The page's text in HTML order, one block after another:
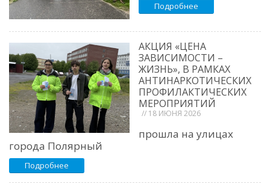
Подробнее
АКЦИЯ «ЦЕНА
ЗАВИСИМОСТИ –
ЖИЗНЬ», В РАМКАХ
АНТИНАРКОТИЧЕСКИХ
ПРОФИЛАКТИЧЕСКИХ
МЕРОПРИЯТИЙ
// 18 ИЮНЯ 2026
прошла на улицах
города Полярный
Подробнее